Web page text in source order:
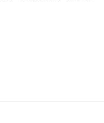
ド大学在学中にヘッ